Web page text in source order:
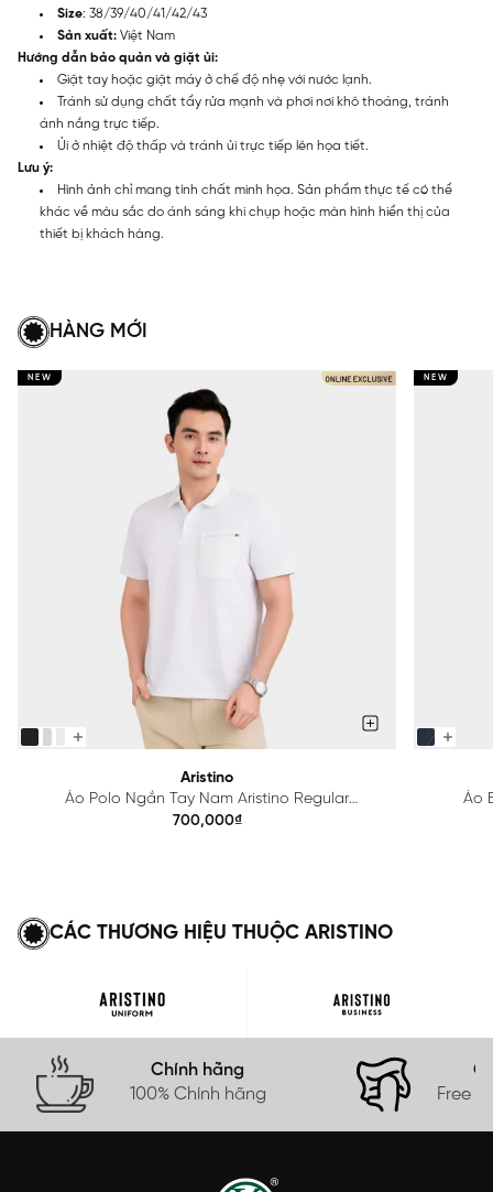
Size: 38/39/40/41/42/43
Sản xuất: Việt Nam
Hướng dẫn bảo quản và giặt ủi:
Giặt tay hoặc giặt máy ở chế độ nhẹ với nước lạnh.
Tránh sử dụng chất tẩy rửa mạnh và phơi nơi khô thoáng, tránh
ánh nắng trực tiếp.
Ủi ở nhiệt độ thấp và tránh ủi trực tiếp lên họa tiết.
Lưu ý:
Hình ảnh chỉ mang tính chất minh họa. Sản phẩm thực tế có thể
khác về màu sắc do ánh sáng khi chụp hoặc màn hình hiển thị của
thiết bị khách hàng.
HÀNG MỚI
NEW
Aristino
Áo Polo Ngắn Tay Nam Aristino Regular
APS615EDP01
700,000₫
NEW
Áo
CÁC THƯƠNG HIỆU THUỘC ARISTINO
Chính hãng
100% Chính hãng
Free